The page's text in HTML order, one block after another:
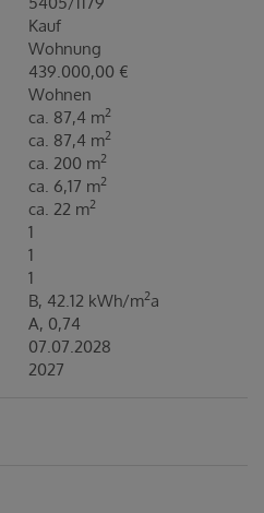
Kauf
Wohnung
439.000,00 €
Wohnen
ca. 87,4 m2
ca. 87,4 m2
ca. 200 m2
ca. 6,17 m2
ca. 22 m2
1
1
1
B, 42.12 kWh/m2a
A, 0,74
07.07.2028
2027